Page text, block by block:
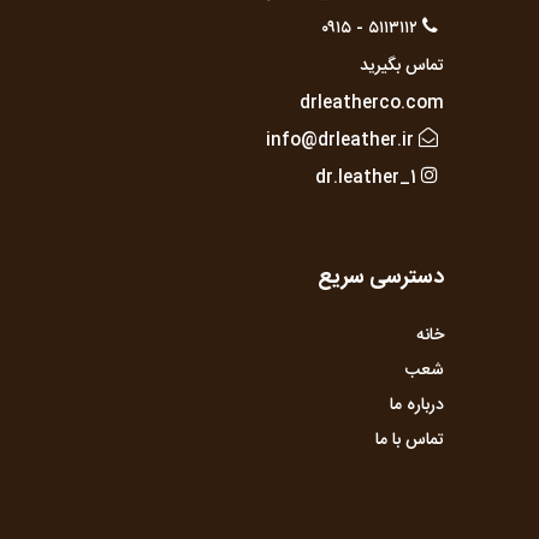
۵۱۱۳۱۱۲ - ۰۹۱۵
تماس بگیرید
drleatherco.com
info@drleather.ir
dr.leather_1
دسترسی سریع
خانه
شعب
درباره ما
تماس با ما